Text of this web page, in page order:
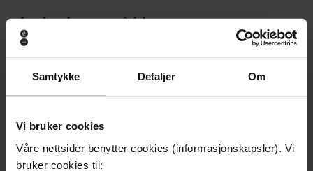
Samtykke Detaljer Om
Vi bruker cookies
Våre nettsider benytter cookies (informasjonskapsler). Vi
bruker cookies til:
Andre har også kjøpt
Vinner av Rivertonprisen
Første gang på tilbud